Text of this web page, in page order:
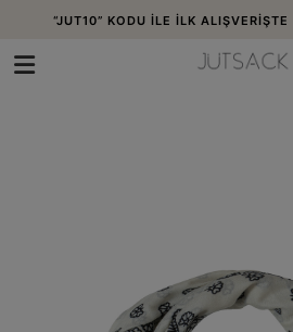
“JUT10” KODU İLE İLK